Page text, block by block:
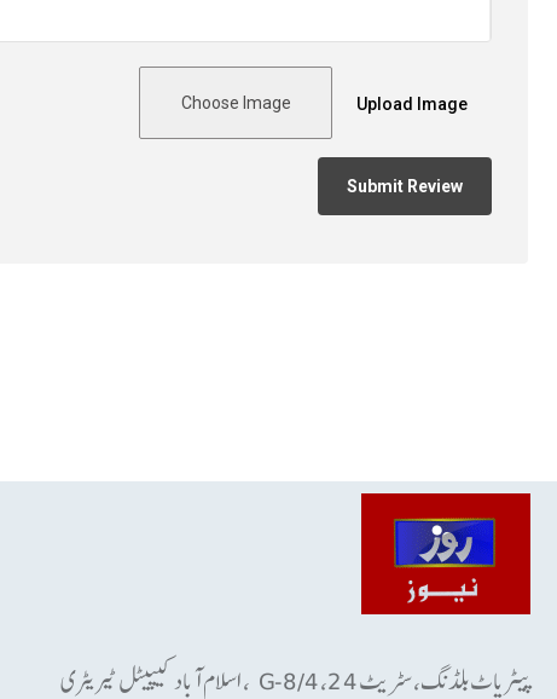
Upload Image
Choose Image
پیٹریاٹ بلڈنگ، سٹریٹ 24، G-8/4 ، اسلام آباد کیپیٹل ٹیریٹری